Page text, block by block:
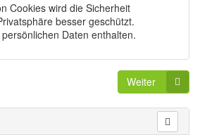
Cookies wird die Sicherheit
besser geschützt.
Daten enthalten.
Weiter